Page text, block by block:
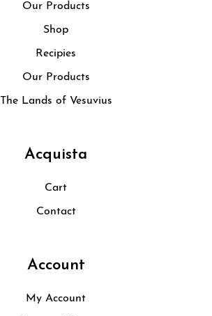
Our Products
Shop
Recipies
Our Products
The Lands of Vesuvius
Acquista
Cart
Contact
Account
My Account